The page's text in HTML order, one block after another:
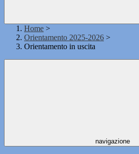
Home >
Orientamento 2025-2026 >
Orientamento in uscita
navigazione